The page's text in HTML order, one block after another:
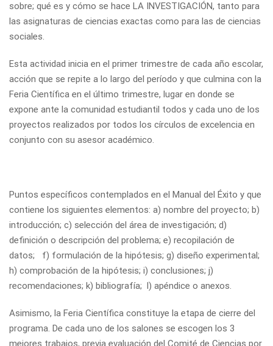
sobre; qué es y cómo se hace LA INVESTIGACIÓN, tanto para
las asignaturas de ciencias exactas como para las de ciencias
sociales.
Esta actividad inicia en el primer trimestre de cada año escolar,
acción que se repite a lo largo del período y que culmina con la
Feria Científica en el último trimestre, lugar en donde se
expone ante la comunidad estudiantil todos y cada uno de los
proyectos realizados por todos los círculos de excelencia en
conjunto con su asesor académico.
Puntos específicos contemplados en el Manual del Éxito y que
contiene los siguientes elementos: a) nombre del proyecto; b)
introducción; c) selección del área de investigación; d)
definición o descripción del problema; e) recopilación de
datos; f) formulación de la hipótesis; g) diseño experimental;
h) comprobación de la hipótesis; i) conclusiones; j)
recomendaciones; k) bibliografía; l) apéndice o anexos.
Asimismo, la Feria Científica constituye la etapa de cierre del
programa. De cada uno de los salones se escogen los 3
mejores trabajos, previa evaluación del Comité de Ciencias por